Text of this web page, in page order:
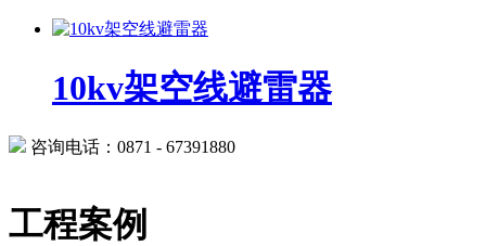
10kv架空线避雷器
咨询电话：0871 - 67391880
工程案例